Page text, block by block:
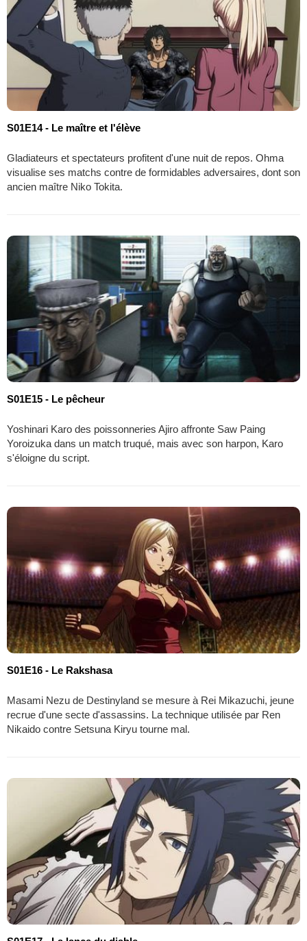
S01E14 - Le maître et l'élève
Gladiateurs et spectateurs profitent d'une nuit de repos. Ohma
visualise ses matchs contre de formidables adversaires, dont son
ancien maître Niko Tokita.
S01E15 - Le pêcheur
Yoshinari Karo des poissonneries Ajiro affronte Saw Paing
Yoroizuka dans un match truqué, mais avec son harpon, Karo
s'éloigne du script.
S01E16 - Le Rakshasa
Masami Nezu de Destinyland se mesure à Rei Mikazuchi, jeune
recrue d'une secte d'assassins. La technique utilisée par Ren
Nikaido contre Setsuna Kiryu tourne mal.